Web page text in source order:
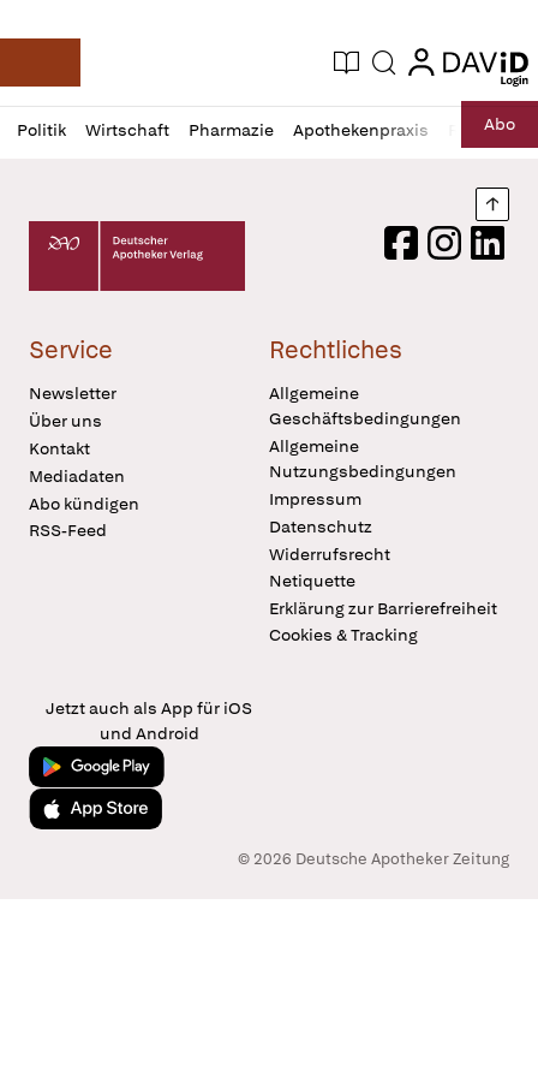
Deutsche Apotheker Zeitung
Aktuelle Ausgabe
Suche login
login
Politik Wirtschaft Pharmazie Apothekenpraxis RechtAbo
Profil
öffnen
Daz
Pur
Deutscher Apotheker Verlag Logo
FacebookInstagram
Service
Newsletter
Über uns
Kontakt
Mediadaten
Abo kündigen
RSS-Feed
Rechtliches
Allgemeine
Geschäftsbedingungen
Allgemeine
Nutzungsbedingungen
Impressum
Datenschutz
Widerrufsrecht
Netiquette
Erklärung zur Barrierefreiheit
Cookies & Tracking
Jetzt auch als App für iOS
und Android
Jetzt bei Google Play
Laden im App Store
© 2026 Deutsche Apotheker Zeitung